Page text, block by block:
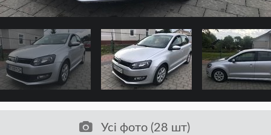
Усі фото (28 шт)